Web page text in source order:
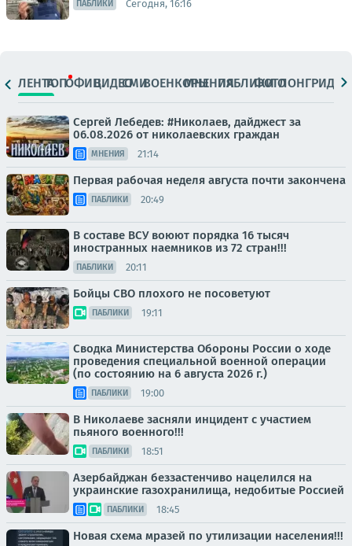
ПАБЛИКИ Сегодня, 16:16
ЛЕНТАТОПОФИЦ.ВИДЕОСМИВОЕНКОРЫМНЕНИЯПАБЛИКИ
ФОТОЛОНГРИДЫ
Сергей Лебедев: #Николаев, дайджест за
06.08.2026 от николаевских граждан
МНЕНИЯ 21:14
Первая рабочая неделя августа почти закончена
ПАБЛИКИ 20:49
В составе ВСУ воюют порядка 16 тысяч
иностранных наемников из 72 стран!!!
ПАБЛИКИ 20:11
Бойцы СВО плохого не посоветуют
ПАБЛИКИ 19:11
Сводка Министерства Обороны России о ходе
проведения специальной военной операции
(по состоянию на 6 августа 2026 г.)
ПАБЛИКИ 19:00
В Николаеве засняли инцидент с участием
пьяного военного!!!
ПАБЛИКИ 18:51
Азербайджан беззастенчиво нацелился на
украинские газохранилища, недобитые Россией
ПАБЛИКИ 18:45
Новая схема мразей по утилизации населения!!!